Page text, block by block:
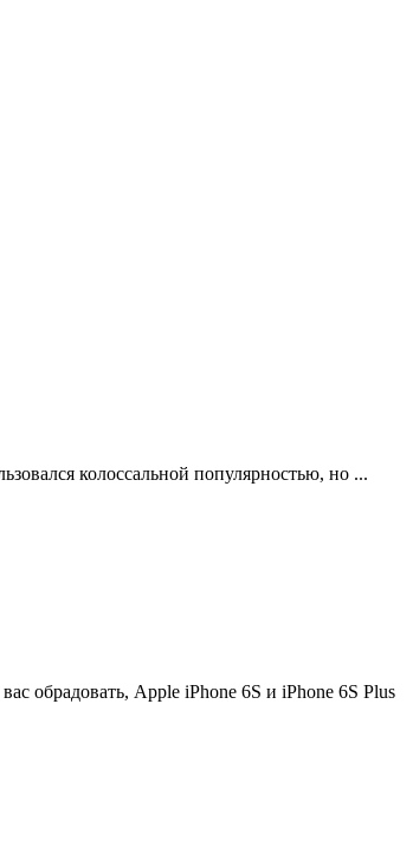
колоссальной популярностью, но ...
обрадовать, Apple iPhone 6S и iPhone 6S Plus